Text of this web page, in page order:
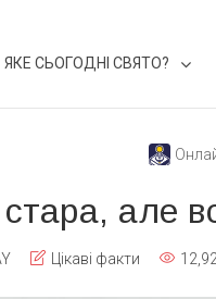
ЯКЕ СЬОГОДНІ СВЯТО?
але
Цікаві факти